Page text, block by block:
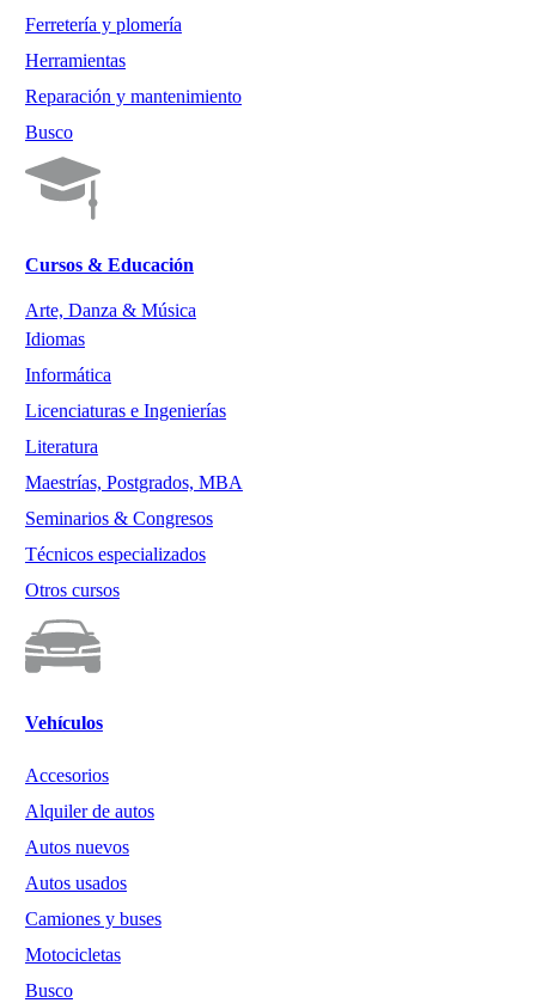
Ferretería y plomería
Herramientas
Reparación y mantenimiento
Busco
Cursos & Educación
Arte, Danza & Música
Idiomas
Informática
Licenciaturas e Ingenierías
Literatura
Maestrías, Postgrados, MBA
Seminarios & Congresos
Técnicos especializados
Otros cursos
Vehículos
Accesorios
Alquiler de autos
Autos nuevos
Autos usados
Camiones y buses
Motocicletas
Busco